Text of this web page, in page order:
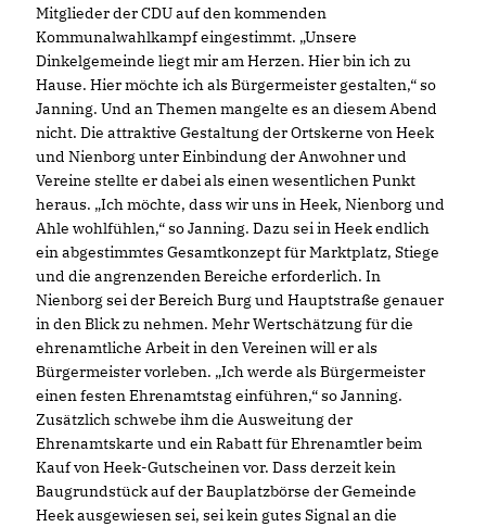
Mitglieder der CDU auf den kommenden
Kommunalwahlkampf eingestimmt. „Unsere
Dinkelgemeinde liegt mir am Herzen. Hier bin ich zu
Hause. Hier möchte ich als Bürgermeister gestalten,“ so
Janning. Und an Themen mangelte es an diesem Abend
nicht. Die attraktive Gestaltung der Ortskerne von Heek
und Nienborg unter Einbindung der Anwohner und
Vereine stellte er dabei als einen wesentlichen Punkt
heraus. „Ich möchte, dass wir uns in Heek, Nienborg und
Ahle wohlfühlen,“ so Janning. Dazu sei in Heek endlich
ein abgestimmtes Gesamtkonzept für Marktplatz, Stiege
und die angrenzenden Bereiche erforderlich. In
Nienborg sei der Bereich Burg und Hauptstraße genauer
in den Blick zu nehmen. Mehr Wertschätzung für die
ehrenamtliche Arbeit in den Vereinen will er als
Bürgermeister vorleben. „Ich werde als Bürgermeister
einen festen Ehrenamtstag einführen,“ so Janning.
Zusätzlich schwebe ihm die Ausweitung der
Ehrenamtskarte und ein Rabatt für Ehrenamtler beim
Kauf von Heek-Gutscheinen vor. Dass derzeit kein
Baugrundstück auf der Bauplatzbörse der Gemeinde
Heek ausgewiesen sei, sei kein gutes Signal an die